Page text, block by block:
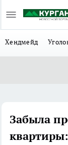
Хендмейд
Забыла